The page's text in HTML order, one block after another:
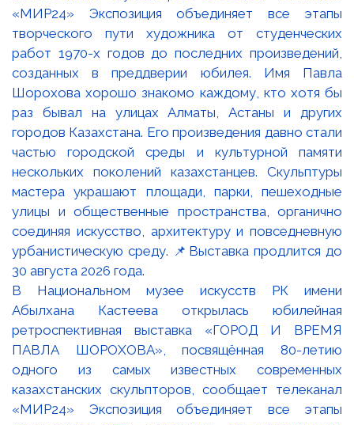
В Национальном музее искусств РК имени
Абылхана Кастеева открылась юбилейная
ретроспективная выставка «ГОРОД И ВРЕМЯ
ПАВЛА ШОРОХОВА», посвящённая 80-летию
одного из самых известных современных
казахстанских скульпторов, сообщает телеканал
«МИР24» Экспозиция объединяет все этапы